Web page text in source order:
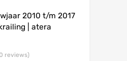
2010 t/m 2017
| atera
reviews)